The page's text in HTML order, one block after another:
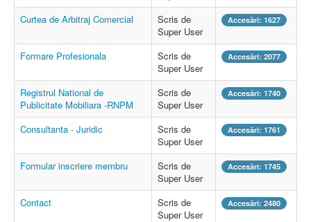
Curtea de Arbitraj Comercial
Scris de
Super User
Accesări: 1627
Formare Profesionala
Scris de
Super User
Accesări: 2077
Registrul National de
Publicitate Mobiliara -RNPM
Scris de
Super User
Accesări: 1740
Consultanta - Juridic
Scris de
Super User
Accesări: 1761
Formular inscriere membru
Scris de
Super User
Accesări: 1745
Contact
Scris de
Super User
Accesări: 2480